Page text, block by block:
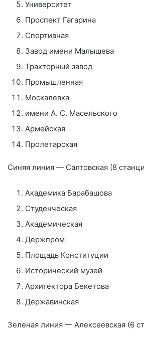
Университет
Проспект Гагарина
Спортивная
Завод имени Малышева
Тракторный завод
Промышленная
Москалевка
имени А. С. Масельского
Армейская
Пролетарская
Синяя линия — Салтовская (8
Академика Барабашова
Студенческая
Академическая
Держпром
Площадь Конституции
Исторический музей
Архитектора Бекетова
Державинская
Зеленая линия — Алексеевская (6